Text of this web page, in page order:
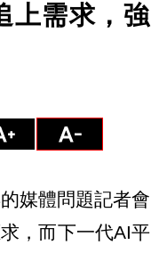
上需求，強
媒體問題記者會
，而下一代AI平